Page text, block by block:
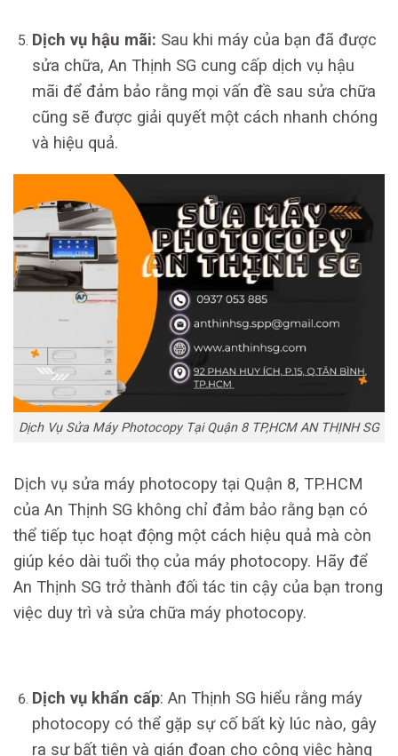
Dịch vụ hậu mãi: Sau khi máy của bạn đã được
sửa chữa, An Thịnh SG cung cấp dịch vụ hậu
mãi để đảm bảo rằng mọi vấn đề sau sửa chữa
cũng sẽ được giải quyết một cách nhanh chóng
và hiệu quả.
Dịch Vụ Sửa Máy Photocopy Tại Quận 8 TP,HCM AN THỊNH SG
Dịch vụ sửa máy photocopy tại Quận 8, TP.HCM
của An Thịnh SG không chỉ đảm bảo rằng bạn có
thể tiếp tục hoạt động một cách hiệu quả mà còn
giúp kéo dài tuổi thọ của máy photocopy. Hãy để
An Thịnh SG trở thành đối tác tin cậy của bạn trong
việc duy trì và sửa chữa máy photocopy.
Dịch vụ khẩn cấp: An Thịnh SG hiểu rằng máy
photocopy có thể gặp sự cố bất kỳ lúc nào, gây
ra sự bất tiện và gián đoạn cho công việc hàng